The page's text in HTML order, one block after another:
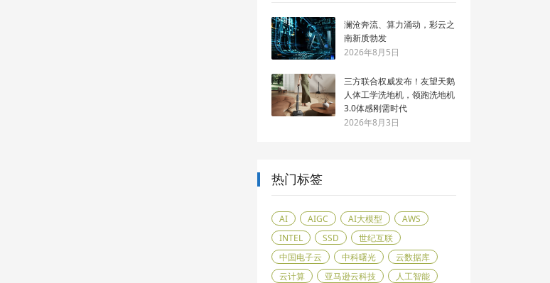
澜沧奔流、算力涌动，彩云之
南新质勃发
2026年8月5日
三方联合权威发布！友望天鹅
人体工学洗地机，领跑洗地机
3.0体感刚需时代
2026年8月3日
热门标签
AI AIGC AI大模型
AWS
INTEL
SSD
世纪互联
中国电子云
中科曙光
云数据库
云计算
亚马逊云科技
人工智能